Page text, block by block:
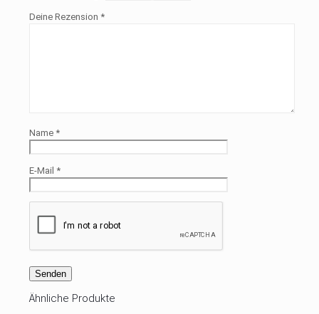
Deine Rezension *
Name *
E-Mail *
Ähnliche Produkte